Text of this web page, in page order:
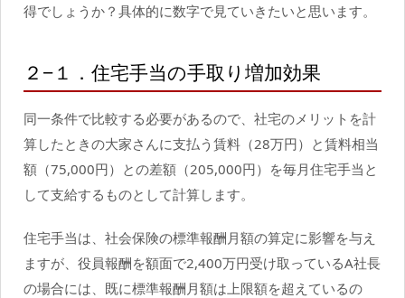
得でしょうか？具体的に数字で見ていきたいと思います。
２−１．住宅手当の手取り増加効果
同一条件で比較する必要があるので、社宅のメリットを計
算したときの大家さんに支払う賃料（28万円）と賃料相当
額（75,000円）との差額（205,000円）を毎月住宅手当と
して支給するものとして計算します。
住宅手当は、社会保険の標準報酬月額の算定に影響を与え
ますが、役員報酬を額面で2,400万円受け取っているA社長
の場合には、既に標準報酬月額は上限額を超えているの